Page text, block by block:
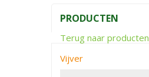
PRODUCTEN
Terug naar producten
Vijver